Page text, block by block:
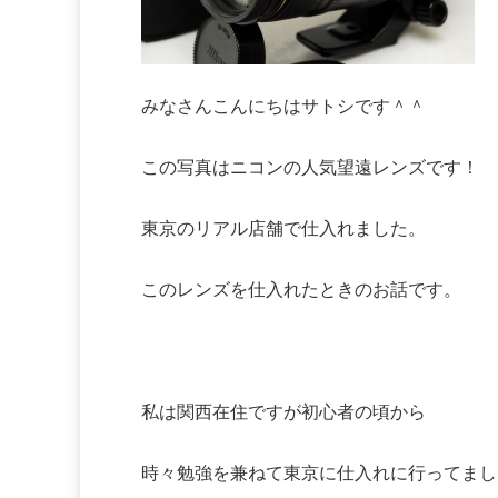
みなさんこんにちはサトシです＾＾
この写真はニコンの人気望遠レンズです！
東京のリアル店舗で仕入れました。
このレンズを仕入れたときのお話です。
私は関西在住ですが初心者の頃から
時々勉強を兼ねて東京に仕入れに行ってま